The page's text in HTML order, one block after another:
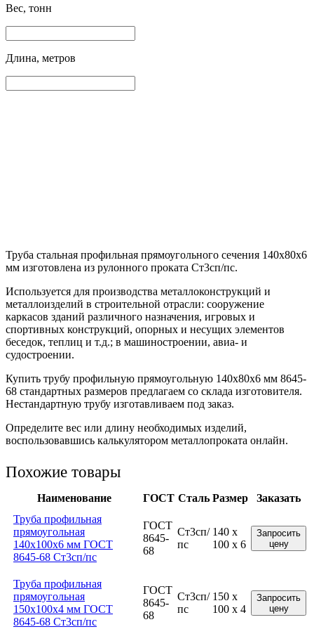
Вес, тонн
Длина, метров
Труба стальная профильная прямоугольного сечения 140х80х6
мм изготовлена из рулонного проката Ст3сп/пс.
Используется для производства металлоконструкций и
металлоизделий в строительной отрасли: сооружение
каркасов зданий различного назначения, игровых и
спортивных конструкций, опорных и несущих элементов
беседок, теплиц и т.д.; в машиностроении, авиа- и
судостроении.
Купить трубу профильную прямоугольную 140х80х6 мм 8645-
68 стандартных размеров предлагаем со склада изготовителя.
Нестандартную трубу изготавливаем под заказ.
Определите вес или длину необходимых изделий,
воспользовавшись калькулятором металлопроката онлайн.
Похожие товары
Наименование ГОСТ Сталь Размер
Заказать
Труба профильная
прямоугольная
140x100x6 мм ГОСТ
8645-68 Ст3сп/пс
ГОСТ
8645-
68
Ст3сп/
пс
140 x
100 x 6
Запросить
цену
Труба профильная
прямоугольная
150x100x4 мм ГОСТ
8645-68 Ст3сп/пс
ГОСТ
8645-
68
Ст3сп/
пс
150 x
100 x 4
Запросить
цену